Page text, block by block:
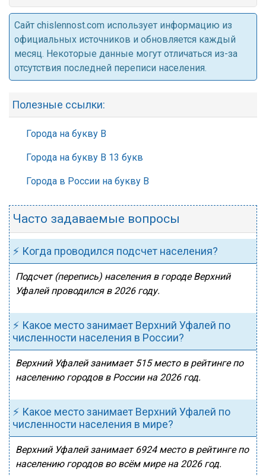
Cайт chislennost.com использует информацию из
официальных источников и обновляется каждый
месяц. Некоторые данные могут отличаться из-за
отсутствия последней переписи населения.
Полезные ссылки:
Города на букву В
Города на букву В 13 букв
Города в России на букву В
Часто задаваемые вопросы
⚡ Когда проводился подсчет населения?
Подсчет (перепись) населения в городе Верхний
Уфалей проводился в 2026 году.
⚡ Какое место занимает Верхний Уфалей по
численности населения в России?
Верхний Уфалей занимает 515 место в рейтинге по
населению городов в России на 2026 год.
⚡ Какое место занимает Верхний Уфалей по
численности населения в мире?
Верхний Уфалей занимает 6924 место в рейтинге по
населению городов во всём мире на 2026 год.